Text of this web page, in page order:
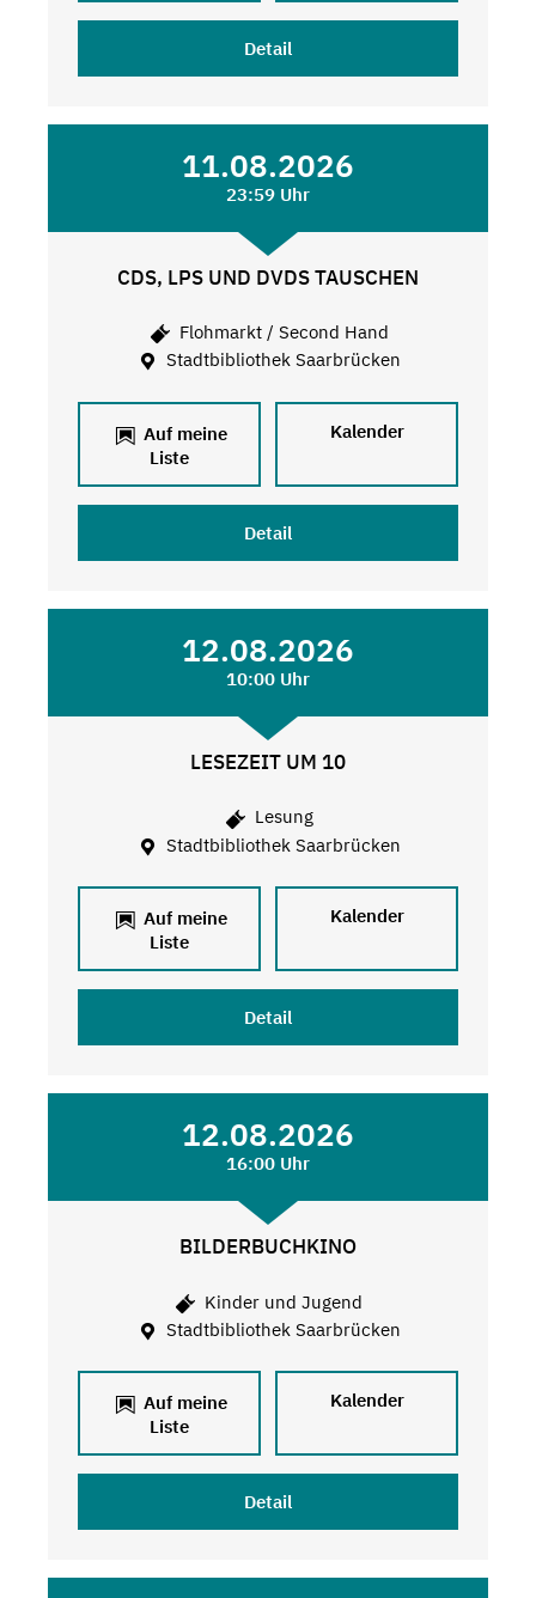
Detail
11.08.2026
23:59 Uhr
CDS, LPS UND DVDS TAUSCHEN
Flohmarkt / Second Hand
Stadtbibliothek Saarbrücken
Auf meine
Liste
Kalender
Detail
12.08.2026
10:00 Uhr
LESEZEIT UM 10
Lesung
Stadtbibliothek Saarbrücken
Auf meine
Liste
Kalender
Detail
12.08.2026
16:00 Uhr
BILDERBUCHKINO
Kinder und Jugend
Stadtbibliothek Saarbrücken
Auf meine
Liste
Kalender
Detail